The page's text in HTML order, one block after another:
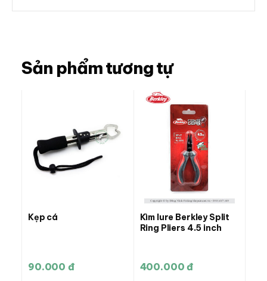
Sản phẩm tương tự
Kẹp cá
90.000 đ
Kìm lure Berkley Split
Ring Pliers 4.5 inch
400.000 đ